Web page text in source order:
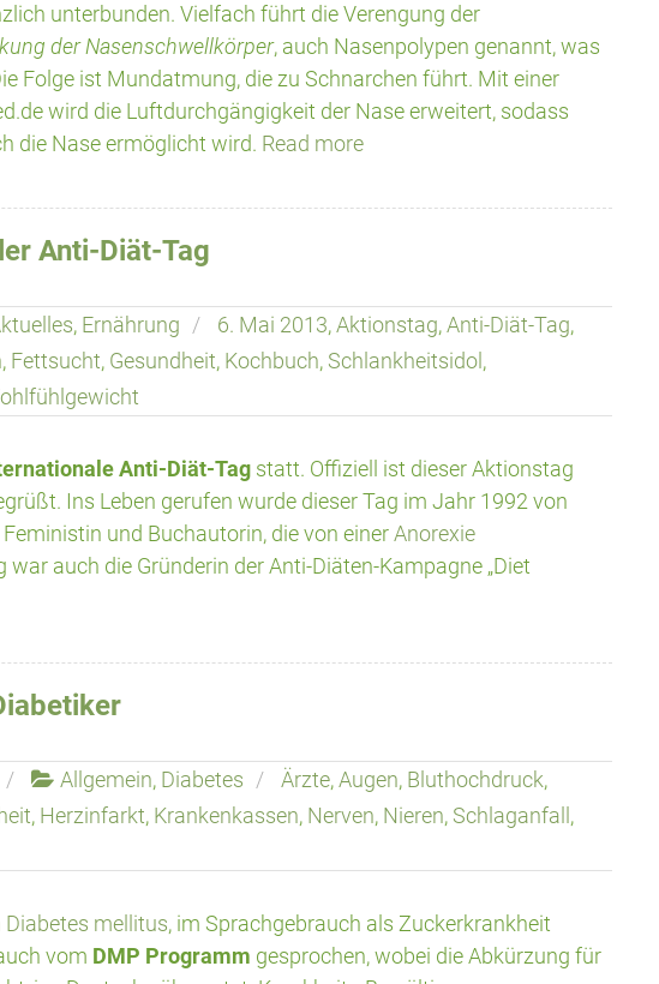
unterbunden. Vielfach führt die Verengung der
der Nasenschwellkörper, auch Nasenpolypen genannt, was
Folge ist Mundatmung, die zu Schnarchen führt. Mit einer
wird die Luftdurchgängigkeit der Nase erweitert, sodass
die Nase ermöglicht wird. Read more
Anti-Diät-Tag
, Ernährung 6. Mai 2013,Aktionstag,Anti-Diät-Tag,
, Fettsucht, Gesundheit, Kochbuch, Schlankheitsidol ,
Anti-Diät-Tag statt. Offiziell ist dieser Aktionstag
Ins Leben gerufen wurde dieser Tag im Jahr 1992 von
und Buchautorin, die von einerAnorexie
auch die Gründerin der Anti-Diäten-Kampagne „Diet
Allgemein, Diabetes Ärzte,Augen, Bluthochdruck,
, Herzinfarkt, Krankenkassen, Nerven, Nieren, Schlaganfall ,
Diabetes mellitus, im Sprachgebrauch als Zuckerkrankheit
vom DMP Programm gesprochen, wobei die Abkürzung für